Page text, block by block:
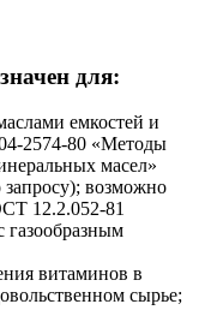
для:
емкостей и
2574-80 «Методы
масел»
возможно
12.2.052-81
газообразным
витаминов в
сырье;